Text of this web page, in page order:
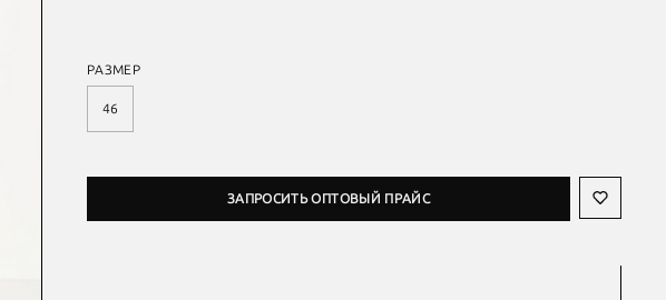
РАЗМЕР
46
ЗАПРОСИТЬ ОПТОВЫЙ ПРАЙС